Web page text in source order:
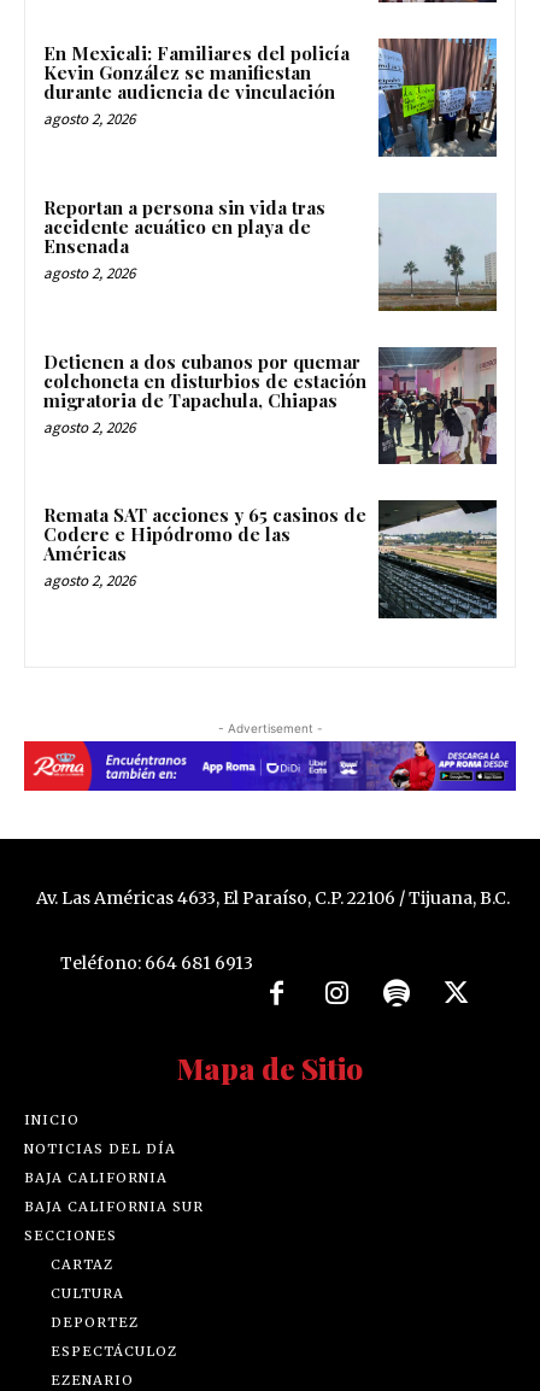
En Mexicali: Familiares del policía
Kevin González se manifiestan
durante audiencia de vinculación
agosto 2, 2026
Reportan a persona sin vida tras
accidente acuático en playa de
Ensenada
agosto 2, 2026
Detienen a dos cubanos por quemar
colchoneta en disturbios de estación
migratoria de Tapachula, Chiapas
agosto 2, 2026
Remata SAT acciones y 65 casinos de
Codere e Hipódromo de las
Américas
agosto 2, 2026
- Advertisement -
Av. Las Américas 4633, El Paraíso, C.P. 22106 / Tijuana, B.C.
Teléfono: 664 681 6913
Mapa de Sitio
INICIO
NOTICIAS DEL DÍA
BAJA CALIFORNIA
BAJA CALIFORNIA SUR
SECCIONES
CARTAZ
CULTURA
DEPORTEZ
ESPECTÁCULOZ
EZENARIO